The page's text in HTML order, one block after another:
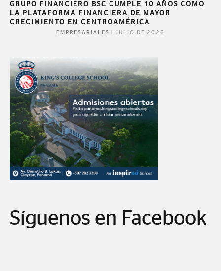
GRUPO FINANCIERO BSC CUMPLE 10 AÑOS COMO
LA PLATAFORMA FINANCIERA DE MAYOR
CRECIMIENTO EN CENTROAMÉRICA
EMPRESARIALES JULIO DE 2026
Síguenos en Facebook